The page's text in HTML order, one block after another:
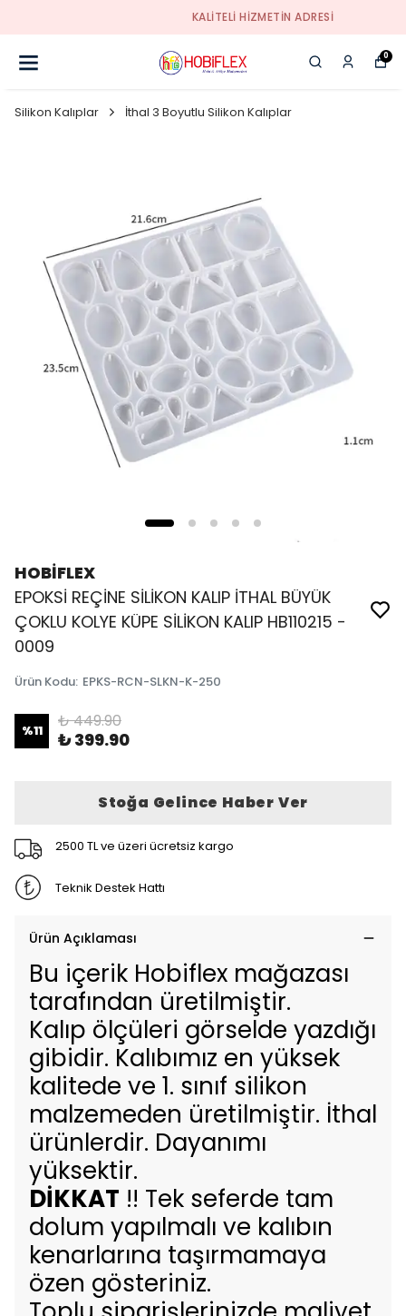
KALİTELİ HİZMETİN ADRESİ
0
Silikon Kalıplar İthal 3 Boyutlu Silikon Kalıplar
HOBİFLEX
EPOKSİ REÇİNE SİLİKON KALIP İTHAL BÜYÜK
ÇOKLU KOLYE KÜPE SİLİKON KALIP HB110215 -
0009
Ürün Kodu: EPKS-RCN-SLKN-K-250
%11 ₺ 449.90
₺ 399.90
Stoğa Gelince Haber Ver
2500 TL ve üzeri ücretsiz kargo
Teknik Destek Hattı
Ürün Açıklaması
Bu içerik Hobiflex mağazası
tarafından üretilmiştir.
Kalıp ölçüleri görselde yazdığı
gibidir. Kalıbımız en yüksek
kalitede ve 1. sınıf silikon
malzemeden üretilmiştir. İthal
ürünlerdir. Dayanımı
yüksektir.
DİKKAT !! Tek seferde tam
dolum yapılmalı ve kalıbın
kenarlarına taşırmamaya
özen gösteriniz.